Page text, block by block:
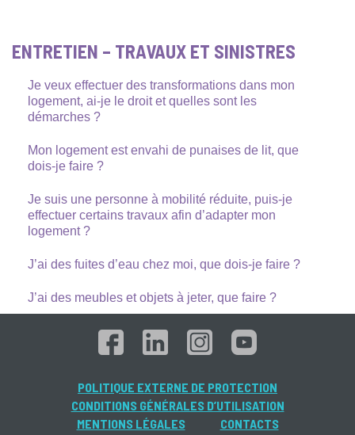
ENTRETIEN – TRAVAUX ET SINISTRES
Je veux effectuer des transformations dans mon
logement, ai-je le droit et quelles sont les
démarches ?
Mon logement est envahi de punaises de lit, que
dois-je faire ?
Je suis une personne à mobilité réduite, puis-je
effectuer certains travaux afin d’adapter mon
logement ?
J’ai des fuites d’eau chez moi, que dois-je faire ?
J’ai des meubles et objets à jeter, que faire ?
POLITIQUE EXTERNE DE PROTECTION
CONDITIONS GÉNÉRALES D’UTILISATION
MENTIONS LÉGALES
CONTACTS